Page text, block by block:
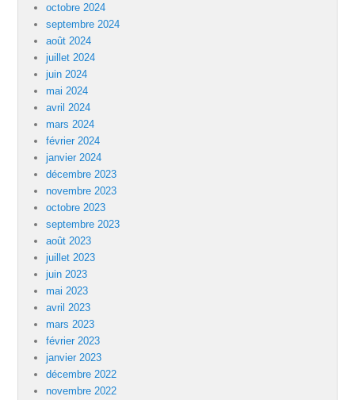
octobre 2024
septembre 2024
août 2024
juillet 2024
juin 2024
mai 2024
avril 2024
mars 2024
février 2024
janvier 2024
décembre 2023
novembre 2023
octobre 2023
septembre 2023
août 2023
juillet 2023
juin 2023
mai 2023
avril 2023
mars 2023
février 2023
janvier 2023
décembre 2022
novembre 2022